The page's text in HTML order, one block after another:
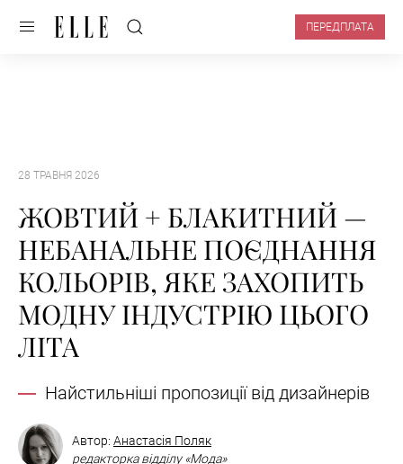
ПЕРЕДПЛАТА
28 ТРАВНЯ 2026
ЖОВТИЙ + БЛАКИТНИЙ —
НЕБАНАЛЬНЕ ПОЄДНАННЯ
КОЛЬОРІВ, ЯКЕ ЗАХОПИТЬ
МОДНУ ІНДУСТРІЮ ЦЬОГО
ЛІТА
Найстильніші пропозиції від дизайнерів
Автор: Анастасія Поляк
редакторка відділу «Мода»